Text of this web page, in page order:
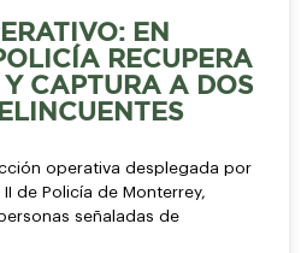
EN
RECUPERA
Y CAPTURA A DOS
operativa desplegada por
de Policía de Monterrey,
señaladas de